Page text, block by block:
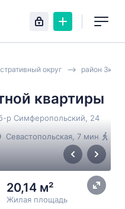
округ район
квартиры
р Симферопольский, 24
Севастопольская, 7 мин
20,14 м²
Жилая площадь